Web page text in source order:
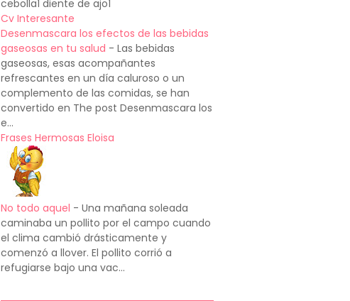
cebolla1 diente de ajo1
Cv Interesante
Desenmascara los efectos de las bebidas
gaseosas en tu salud - Las bebidas
gaseosas, esas acompañantes
refrescantes en un día caluroso o un
complemento de las comidas, se han
convertido en The post Desenmascara los
e...
Frases Hermosas Eloisa
No todo aquel - Una mañana soleada
caminaba un pollito por el campo cuando
el clima cambió drásticamente y
comenzó a llover. El pollito corrió a
refugiarse bajo una vac...